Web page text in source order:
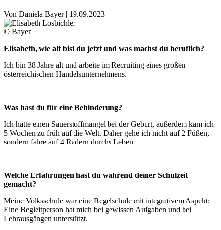
Von Daniela Bayer| 19.09.2023
© Bayer
Elisabeth, wie alt bist du jetzt und was machst du beruflich?
Ich bin 38 Jahre alt und arbeite im Recruiting eines großen
österreichischen Handelsunternehmens.
Was hast du für eine Behinderung?
Ich hatte einen Sauerstoffmangel bei der Geburt, außerdem kam ich
5 Wochen zu früh auf die Welt. Daher gehe ich nicht auf 2 Füßen,
sondern fahre auf 4 Rädern durchs Leben.
Welche Erfahrungen hast du während deiner Schulzeit
gemacht?
Meine Volksschule war eine Regelschule mit integrativem Aspekt:
Eine Begleitperson hat mich bei gewissen Aufgaben und bei
Lehrausgängen unterstützt.